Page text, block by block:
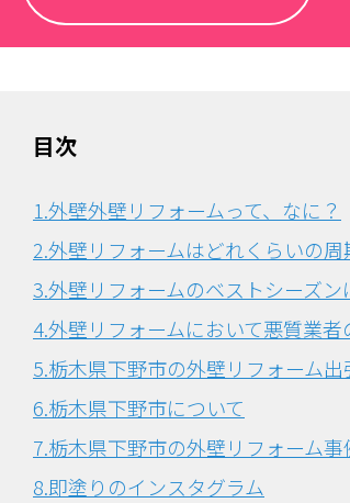
目次
1.外壁外壁リフォームって、なに？
2.外壁リフォームはどれくらいの周
3.外壁リフォームのベストシーズン
4.外壁リフォームにおいて悪質業者
5.栃木県下野市の外壁リフォーム出
6.栃木県下野市について
7.栃木県下野市の外壁リフォーム事
8.即塗りのインスタグラム